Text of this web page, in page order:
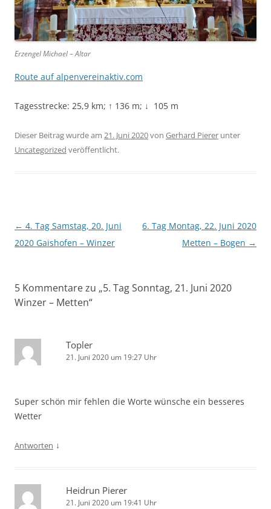
Erzengel Michael – Altar
Route auf alpenvereinaktiv.com
Tagesstrecke: 25,9 km; ↑ 136 m; ↓ 105 m
Dieser Beitrag wurde am 21. Juni 2020von Gerhard Pierer unter
Uncategorized veröffentlicht.
Beitragsnavigation
← 4. Tag Samstag, 20. Juni
2020 Gaishofen – Winzer
6. Tag Montag, 22. Juni 2020
Metten – Bogen →
5 Kommentare zu „5. Tag Sonntag, 21. Juni 2020
Winzer – Metten“
Topler
21. Juni 2020 um 19:27 Uhr
Super schön mir fehlen die Worte wünsche ein besseres
Wetter
Antworten ↓
Heidrun Pierer
21. Juni 2020 um 19:41 Uhr